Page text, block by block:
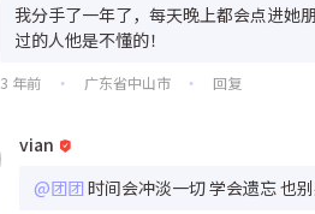
我分手了一年了，每天晚上都会点进她
过的人他是不懂的！
3 年前 • 广东省中山市 • 回复
vian
@团团 时间会冲淡一切 学会遗忘 也